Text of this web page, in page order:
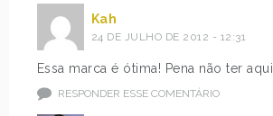
Kah
24 DE JULHO DE 2012 - 12:31
Essa marca é ótima! Pena não ter aqui.
RESPONDER ESSE COMENTÁRIO